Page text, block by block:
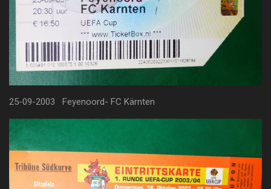
25-09-2003 Feyenoord- FC Kärnten